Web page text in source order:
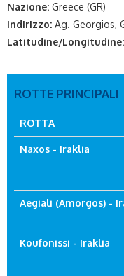
Nazione: Greece (GR)
Indirizzo: Ag. Georgios,
Latitudine/Longitudine:
ROTTE PRINCIPALI
ROTTA
Naxos - Iraklia
Aegiali (Amorgos) -
Koufonissi - Iraklia